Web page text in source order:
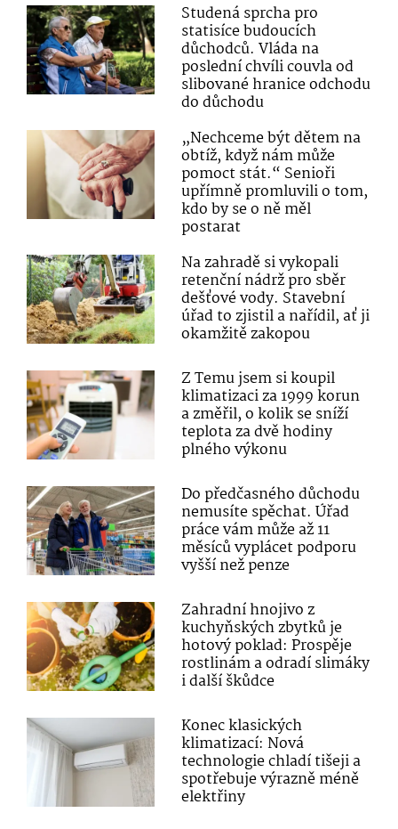
Studená sprcha pro
statisíce budoucích
důchodců. Vláda na
poslední chvíli couvla od
slibované hranice odchodu
do důchodu
„Nechceme být dětem na
obtíž, když nám může
pomoct stát.“ Senioři
upřímně promluvili o tom,
kdo by se o ně měl
postarat
Na zahradě si vykopali
retenční nádrž pro sběr
dešťové vody. Stavební
úřad to zjistil a nařídil, ať ji
okamžitě zakopou
Z Temu jsem si koupil
klimatizaci za 1999 korun
a změřil, o kolik se sníží
teplota za dvě hodiny
plného výkonu
Do předčasného důchodu
nemusíte spěchat. Úřad
práce vám může až 11
měsíců vyplácet podporu
vyšší než penze
Zahradní hnojivo z
kuchyňských zbytků je
hotový poklad: Prospěje
rostlinám a odradí slimáky
i další škůdce
Konec klasických
klimatizací: Nová
technologie chladí tišeji a
spotřebuje výrazně méně
elektřiny